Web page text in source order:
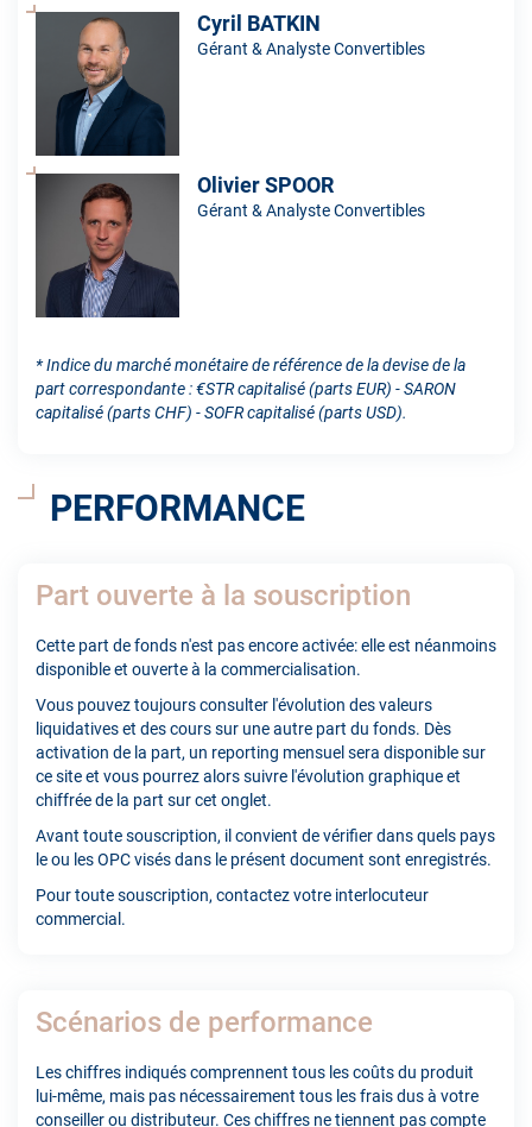
Cyril BATKIN
Gérant & Analyste Convertibles
Olivier SPOOR
Gérant & Analyste Convertibles
* Indice du marché monétaire de référence de la devise de la
part correspondante : €STR capitalisé (parts EUR) - SARON
capitalisé (parts CHF) - SOFR capitalisé (parts USD).
PERFORMANCE
Part ouverte à la souscription
Cette part de fonds n'est pas encore activée: elle est néanmoins
disponible et ouverte à la commercialisation.
Vous pouvez toujours consulter l'évolution des valeurs
liquidatives et des cours sur une autre part du fonds. Dès
activation de la part, un reporting mensuel sera disponible sur
ce site et vous pourrez alors suivre l'évolution graphique et
chiffrée de la part sur cet onglet.
Avant toute souscription, il convient de vérifier dans quels pays
le ou les OPC visés dans le présent document sont enregistrés.
Pour toute souscription, contactez votre interlocuteur
commercial.
Scénarios de performance
Les chiffres indiqués comprennent tous les coûts du produit
lui-même, mais pas nécessairement tous les frais dus à votre
conseiller ou distributeur. Ces chiffres ne tiennent pas compte